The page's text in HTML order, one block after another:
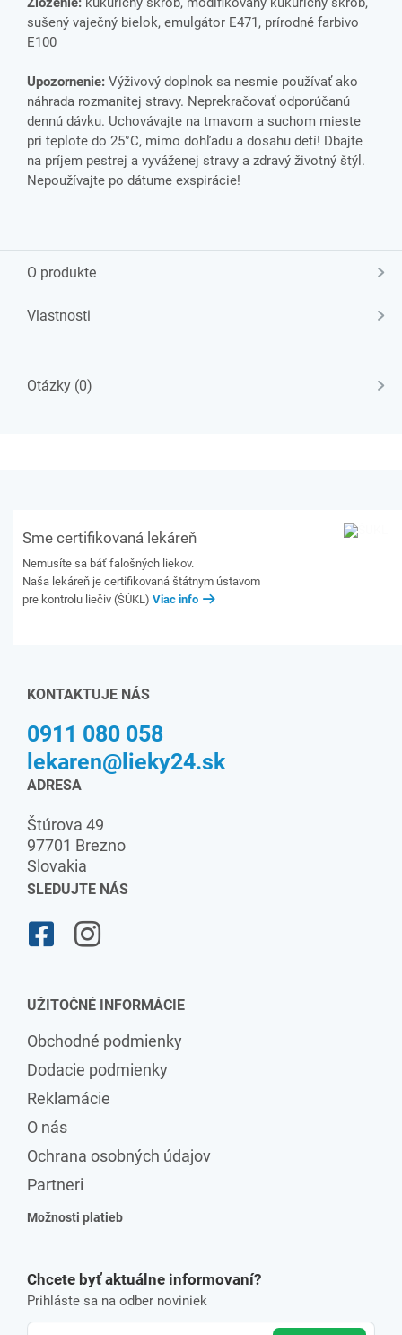
sušený vaječný bielok, emulgátor E471, prírodné farbivo
E100
Upozornenie: Výživový doplnok sa nesmie používať ako
náhrada rozmanitej stravy. Neprekračovať odporúčanú
dennú dávku. Uchovávajte na tmavom a suchom mieste
pri teplote do 25°C, mimo dohľadu a dosahu detí! Dbajte
na príjem pestrej a vyváženej stravy a zdravý životný štýl.
Nepoužívajte po dátume exspirácie!
O produkte
Vlastnosti
Otázky (0)
Sme certifikovaná lekáreň
Nemusíte sa báť falošných liekov.
Naša lekáreň je certifikovaná štátnym ústavom
pre kontrolu liečiv (ŠÚKL) Viac info
KONTAKTUJE NÁS
0911 080 058
lekaren@lieky24.sk
ADRESA
Štúrova 49
97701 Brezno
Slovakia
SLEDUJTE NÁS
UŽITOČNÉ INFORMÁCIE
Obchodné podmienky
Dodacie podmienky
Reklamácie
O nás
Ochrana osobných údajov
Partneri
Možnosti platieb
Chcete byť aktuálne informovaní?
Prihláste sa na odber noviniek